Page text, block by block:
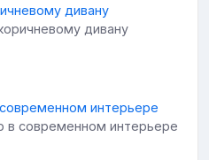
дивану
в современном интерьере